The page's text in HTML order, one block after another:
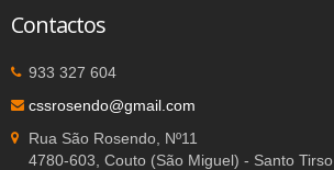
Contactos
933 327 604
cssrosendo@gmail.com
Rua São Rosendo, Nº11
4780-603, Couto (São Miguel) - Santo Tirso